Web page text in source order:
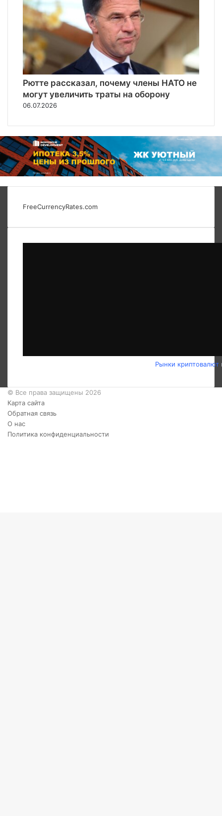
Рютте рассказал, почему члены НАТО не
могут увеличить траты на оборону
06.07.2026
FreeCurrencyRates.com
Рынки криптовалют
© Все права защищены 2026
Карта сайта
Обратная связь
О нас
Политика конфиденциальности